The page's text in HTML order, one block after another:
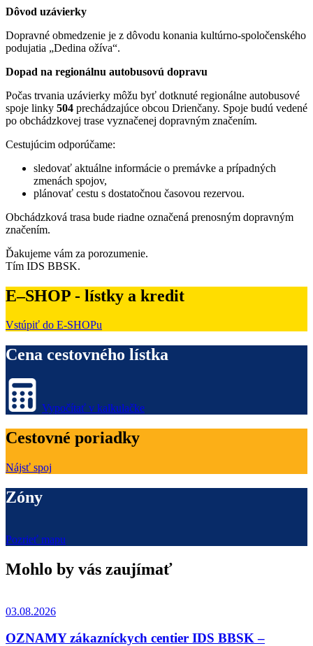
Dôvod uzávierky
Dopravné obmedzenie je z dôvodu konania kultúrno-spoločenského
podujatia „Dedina ožíva“.
Dopad na regionálnu autobusovú dopravu
Počas trvania uzávierky môžu byť dotknuté regionálne autobusové
spoje linky 504 prechádzajúce obcou Drienčany. Spoje budú vedené
po obchádzkovej trase vyznačenej dopravným značením.
Cestujúcim odporúčame:
sledovať aktuálne informácie o premávke a prípadných
zmenách spojov,
plánovať cestu s dostatočnou časovou rezervou.
Obchádzková trasa bude riadne označená prenosným dopravným
značením.
Ďakujeme vám za porozumenie.
Tím IDS BBSK.
E–SHOP - lístky a kredit
Vstúpiť do E-SHOPu
Cena cestovného lístka
Vypočítať v kalkulačke
Cestovné poriadky
Nájsť spoj
Zóny
Pozrieť mapu
Mohlo by vás zaujímať
03.08.2026
OZNAMY zákazníckych centier IDS BBSK –